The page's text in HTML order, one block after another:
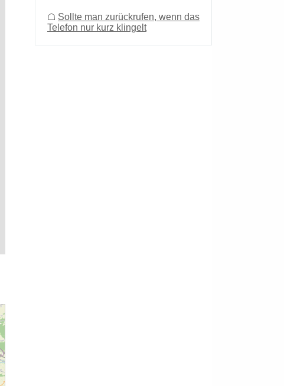
☖ Sollte man zurückrufen, wenn das
Telefon nur kurz klingelt